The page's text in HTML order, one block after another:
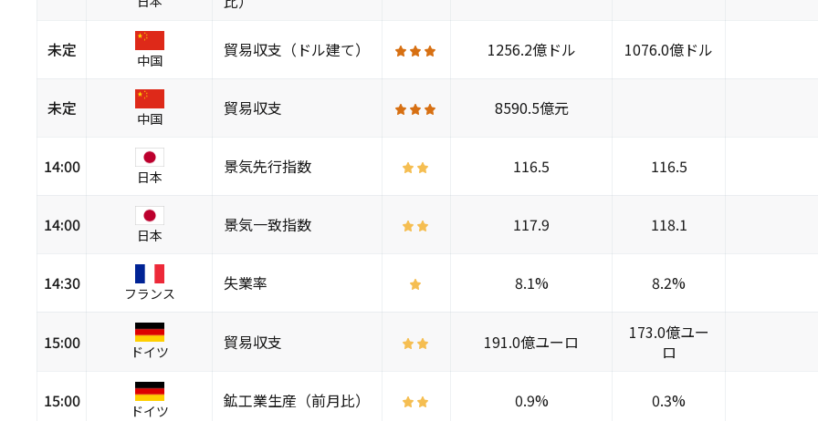
未定 中国 貿易収支（ドル建て） 1256.2億ドル 1076.0億ドル
未定 中国 貿易収支 8590.5億元
14:00 日本 景気先行指数 116.5 116.5
14:00 日本 景気一致指数 117.9 118.1
14:30 フランス 失業率 8.1% 8.2%
15:00 ドイツ 貿易収支 191.0億ユーロ
173.0億ユー
ロ
15:00 ドイツ 鉱工業生産（前月比） 0.9% 0.3%